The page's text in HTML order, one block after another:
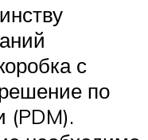
с
по
(PDM).